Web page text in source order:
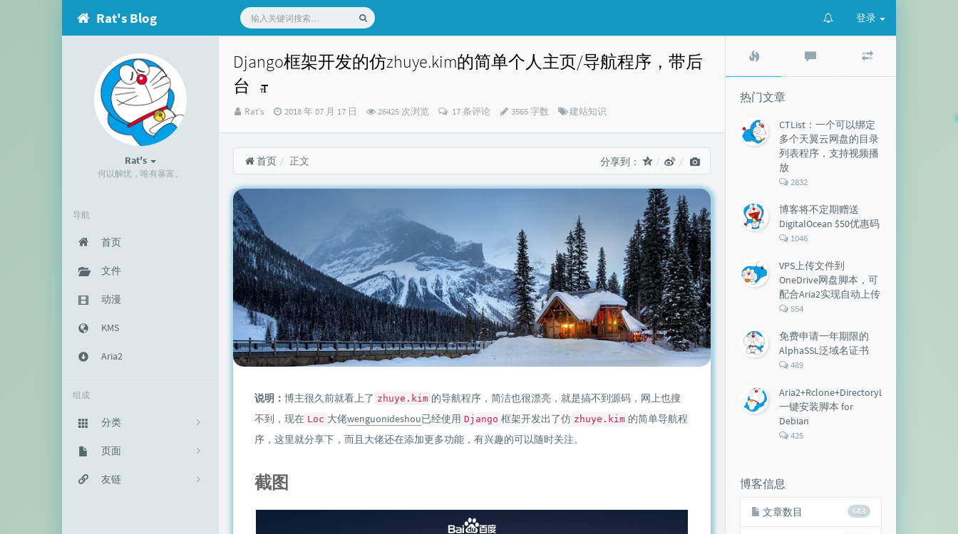
Rat's Blog 登录
Rat's
何以解忧，唯有暴富。
导航
首页
文件
动漫
KMS
Aria2
组成
分类
333
主机教程
235
建站知识
页面
归档栏
友链
Django框架开发的仿zhuye.kim的简单个人主页/导航程序，带后
台
博
Rat's
发
时
间：
2018 年 07 月 17 日 26425 次浏览 17 条评论 3565 字数
分
建站知识
首页 正文 分享到：
说明： 博主很久前就看上了 zhuye.kim 的导航程序，简洁也很漂亮，就是搞不到源码，网上也搜
不到，现在 Loc 大佬wenguonideshou已经使用 Django 框架开发出了仿 zhuye.kim 的简单导航程
序，这里就分享下，而且大佬还在添加更多功能，有兴趣的可以随时关注。
截图
文
章
评
文
热门文章
CTList：一个可以绑定
多个天翼云网盘的目录
列表程序，支持视频播
放
评
数：
2832
博客将不定期赠送
DigitalOcean $50优惠码
评
数：
1046
VPS上传文件到
OneDrive网盘脚本，可
配合Aria2实现自动上传
评
数：
554
免费申请一年期限的
AlphaSSL泛域名证书
评
数：
489
Aria2+Rclone+DirectoryLister+Aria2Ng
一键安装脚本 for
Debian
评
425
博客信息
683
文章数目